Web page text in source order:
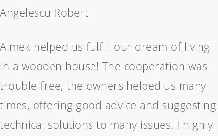
Angelescu Robert
Almek helped us fulfill our dream of living
in a wooden house! The cooperation was
trouble-free, the owners helped us many
times, offering good advice and suggesting
technical solutions to many issues. I highly